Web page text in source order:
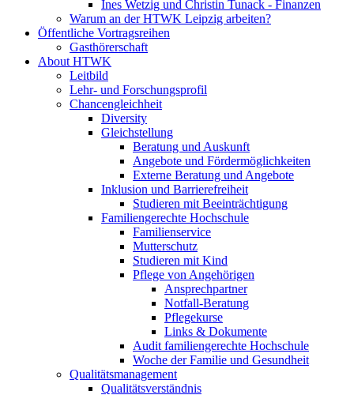
Ines Wetzig und Christin Tunack - Finanzen
Warum an der HTWK Leipzig arbeiten?
Öffentliche Vortragsreihen
Gasthörerschaft
About HTWK
Leitbild
Lehr- und Forschungsprofil
Chancengleichheit
Diversity
Gleichstellung
Beratung und Auskunft
Angebote und Fördermöglichkeiten
Externe Beratung und Angebote
Inklusion und Barrierefreiheit
Studieren mit Beeinträchtigung
Familiengerechte Hochschule
Familienservice
Mutterschutz
Studieren mit Kind
Pflege von Angehörigen
Ansprechpartner
Notfall-Beratung
Pflegekurse
Links & Dokumente
Audit familiengerechte Hochschule
Woche der Familie und Gesundheit
Qualitätsmanagement
Qualitätsverständnis